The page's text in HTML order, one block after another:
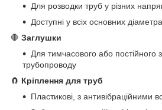
Для розводки труб у різних
Доступні у всіх основних
🛑 Заглушки
Для тимчасового або постійного
трубопроводу
🧲 Кріплення для труб
Пластикові, з антивібраційними